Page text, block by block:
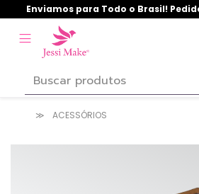
Enviamos para Todo o Brasil!
ACESSÓRIOS